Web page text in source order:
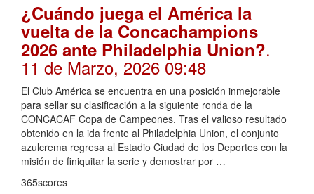
¿Cuándo juega el América la
vuelta de la Concachampions
2026 ante Philadelphia Union?.
11 de Marzo, 2026 09:48
El Club América se encuentra en una posición inmejorable
para sellar su clasificación a la siguiente ronda de la
CONCACAF Copa de Campeones. Tras el valioso resultado
obtenido en la ida frente al Philadelphia Union, el conjunto
azulcrema regresa al Estadio Ciudad de los Deportes con la
misión de finiquitar la serie y demostrar por …
365scores